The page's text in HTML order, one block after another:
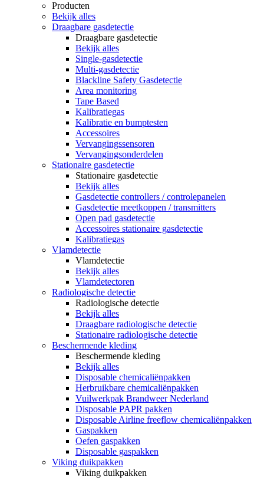
Producten
Bekijk alles
Draagbare gasdetectie
Draagbare gasdetectie
Bekijk alles
Single-gasdetectie
Multi-gasdetectie
Blackline Safety Gasdetectie
Area monitoring
Tape Based
Kalibratiegas
Kalibratie en bumptesten
Accessoires
Vervangingssensoren
Vervangingsonderdelen
Stationaire gasdetectie
Stationaire gasdetectie
Bekijk alles
Gasdetectie controllers / controlepanelen
Gasdetectie meetkoppen / transmitters
Open pad gasdetectie
Accessoires stationaire gasdetectie
Kalibratiegas
Vlamdetectie
Vlamdetectie
Bekijk alles
Vlamdetectoren
Radiologische detectie
Radiologische detectie
Bekijk alles
Draagbare radiologische detectie
Stationaire radiologische detectie
Beschermende kleding
Beschermende kleding
Bekijk alles
Disposable chemicaliënpakken
Herbruikbare chemicaliënpakken
Vuilwerkpak Brandweer Nederland
Disposable PAPR pakken
Disposable Airline freeflow chemicaliënpakken
Gaspakken
Oefen gaspakken
Disposable gaspakken
Viking duikpakken
Viking duikpakken